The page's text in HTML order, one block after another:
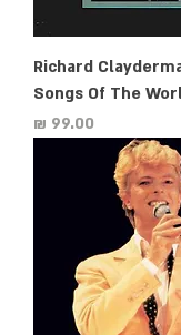
Richard
Songs Of The
מחיר